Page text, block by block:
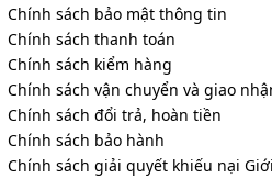
Chính sách bảo mật thông tin
Chính sách thanh toán
Chính sách kiểm hàng
Chính sách vận chuyển và giao
Chính sách đổi trả, hoàn tiền
Chính sách bảo hành
Chính sách giải quyết khiếu nại